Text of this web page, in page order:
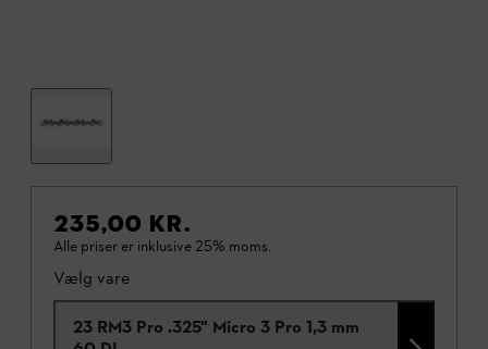
235,00 KR.
Alle priser er inklusive 25% moms.
Vælg vare
23 RM3 Pro .325" Micro 3 Pro 1,3 mm